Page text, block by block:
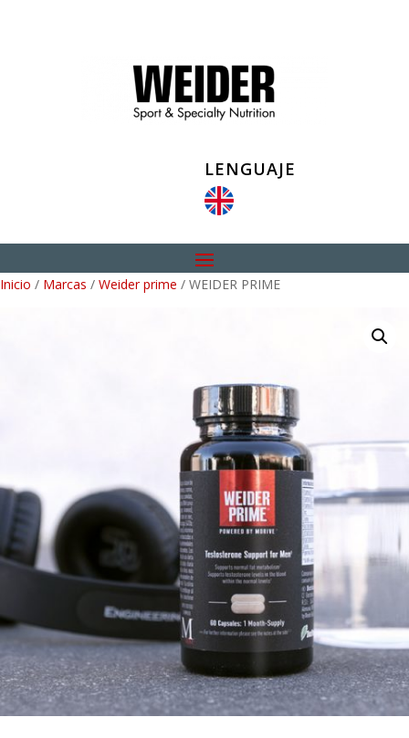
LENGUAJE
Inicio / Marcas / Weider prime / WEIDER PRIME